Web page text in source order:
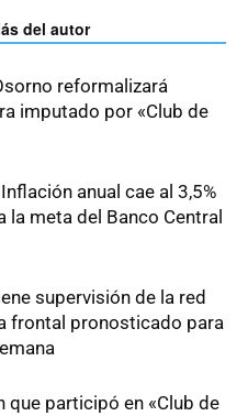
del autor
reformalizará
imputado por «Club de
anual cae al 3,5%
la meta del Banco Central
supervisión de la red
frontal pronosticado para
que participó en «Club de